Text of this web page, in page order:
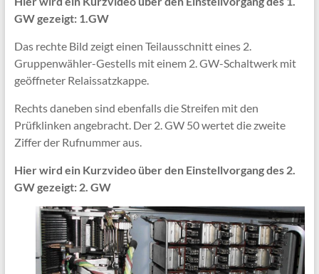
GW gezeigt: 1.GW
Das rechte Bild zeigt einen Teilausschnitt eines 2.
Gruppenwähler-Gestells mit einem 2. GW-Schaltwerk mit
geöffneter Relaissatzkappe.
Rechts daneben sind ebenfalls die Streifen mit den
Prüfklinken angebracht. Der 2. GW 50 wertet die zweite
Ziffer der Rufnummer aus.
Hier wird ein Kurzvideo über den Einstellvorgang des 2.
GW gezeigt: 2. GW